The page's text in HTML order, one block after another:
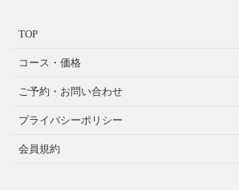
TOP
コース・価格
ご予約・お問い合わせ
プライバシーポリシー
会員規約